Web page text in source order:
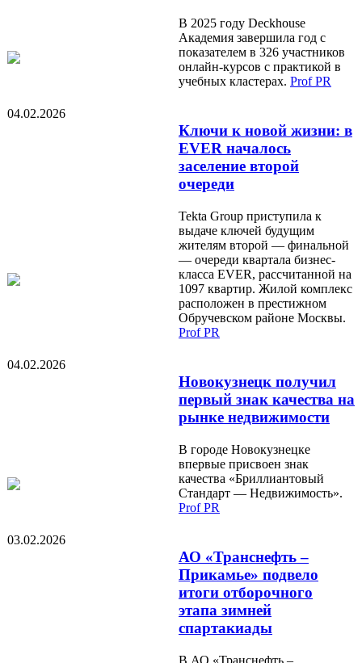
В 2025 году Deckhouse
Академия завершила год с
показателем в 326 участников
онлайн-курсов с практикой в
учебных кластерах. Prof PR
04.02.2026
Ключи к новой жизни: в
EVER началось
заселение второй
очереди
Tekta Group приступила к
выдаче ключей будущим
жителям второй — финальной
— очереди квартала бизнес-
класса EVER, рассчитанной на
1097 квартир. Жилой комплекс
расположен в престижном
Обручевском районе Москвы.
Prof PR
04.02.2026
Новокузнецк получил
первый знак качества на
рынке недвижимости
В городе Новокузнецке
впервые присвоен знак
качества «Бриллиантовый
Стандарт — Недвижимость».
Prof PR
03.02.2026
АО «Транснефть –
Прикамье» подвело
итоги отборочного
этапа зимней
спартакиады
В АО «Транснефть –